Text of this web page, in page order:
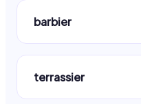
barbier
terrassier